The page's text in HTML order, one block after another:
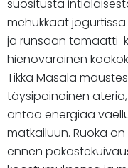
suositusta
mehukkaat
ja runsaan tomaatti-
hienovarainen
Tikka Masala
täysipainoinen
antaa energiaa
matkailuun. Ruoka
ennen